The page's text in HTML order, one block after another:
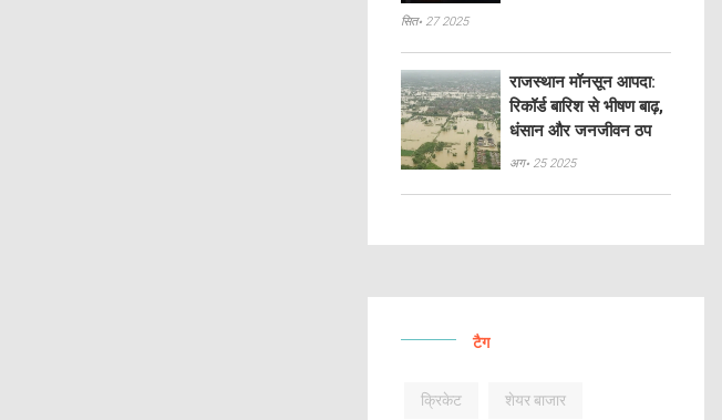
सित॰ 27 2025
राजस्थान मॉनसून आपदा:
रिकॉर्ड बारिश से भीषण बाढ़,
धंसान और जनजीवन ठप
अग॰ 25 2025
टैग
क्रिकेट शेयर बाजार